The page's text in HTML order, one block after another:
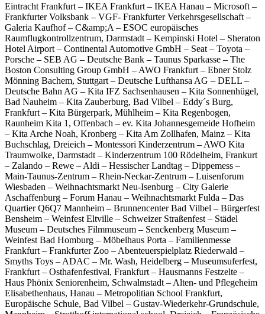
Eintracht Frankfurt – IKEA Frankfurt – IKEA Hanau – Microsoft –
Frankfurter Volksbank – VGF- Frankfurter Verkehrsgesellschaft –
Galeria Kaufhof – C&amp;A – ESOC europäisches
Raumflugkontrollzentrum, Darmstadt – Kempinski Hotel – Sheraton
Hotel Airport – Continental Automotive GmbH – Seat – Toyota –
Porsche – SEB AG – Deutsche Bank – Taunus Sparkasse – The
Boston Consulting Group GmbH – AWO Frankfurt – Ebner Stolz
Mönning Bachem, Stuttgart – Deutsche Lufthansa AG – DELL –
Deutsche Bahn AG – Kita IFZ Sachsenhausen – Kita Sonnenhügel,
Bad Nauheim – Kita Zauberburg, Bad Vilbel – Eddy´s Burg,
Frankfurt – Kita Bürgerpark, Mühlheim – Kita Regenbogen,
Raunheim Kita 1, Offenbach – ev. Kita Johannesgemeide Hofheim
– Kita Arche Noah, Kronberg – Kita Am Zollhafen, Mainz – Kita
Buchschlag, Dreieich – Montessori Kinderzentrum – AWO Kita
Traumwolke, Darmstadt – Kinderzentrum 100 Rödelheim, Frankurt
– Zalando – Rewe – Aldi – Hessischer Landtag – Dippemess –
Main-Taunus-Zentrum – Rhein-Neckar-Zentrum – Luisenforum
Wiesbaden – Weihnachtsmarkt Neu-Isenburg – City Galerie
Aschaffenburg – Forum Hanau – Weihnachtsmarkt Fulda – Das
Quartier Q6Q7 Mannheim – Brunnencenter Bad Vilbel – Bürgerfest
Bensheim – Weinfest Eltville – Schweizer Straßenfest – Städel
Museum – Deutsches Filmmuseum – Senckenberg Museum –
Weinfest Bad Homburg – Möbelhaus Porta – Familienmesse
Frankfurt – Frankfurter Zoo – Abenteuerspielplatz Riederwald –
Smyths Toys – ADAC – Mr. Wash, Heidelberg – Museumsuferfest,
Frankfurt – Osthafenfestival, Frankfurt – Hausmanns Festzelte –
Haus Phönix Seniorenheim, Schwalmstadt – Alten- und Pflegeheim
Elisabethenhaus, Hanau – Metropolitian School Frankfurt,
Europäische Schule, Bad Vilbel – Gustav-Wiederkehr-Grundschule,